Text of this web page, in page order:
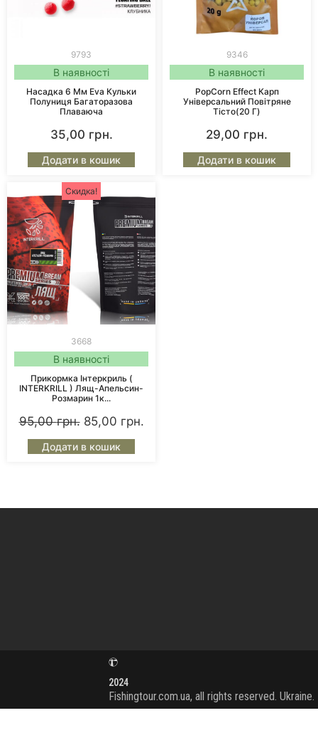
9793
В наявності
Насадка 6 Мм Eva Кульки
Полуниця Багаторазова
Плаваюча
35,00 грн.
Додати в кошик
9346
В наявності
PopCorn Effect Карп
Універсальний Повітряне
Тісто(20 Г)
29,00 грн.
Додати в кошик
Скидка!
3668
В наявності
Прикормка Інтеркриль (
INTERKRILL ) Лящ-Апельсин-
Розмарин 1к...
95,00грн. 85,00 грн.
Додати в кошик
2024
Fishingtour.com.ua, all rights reserved. Ukraine.